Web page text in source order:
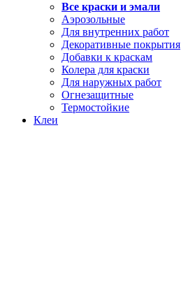
Все краски и эмали
Аэрозольные
Для внутренних работ
Декоративные покрытия
Добавки к краскам
Колера для краски
Для наружных работ
Огнезащитные
Термостойкие
Клеи